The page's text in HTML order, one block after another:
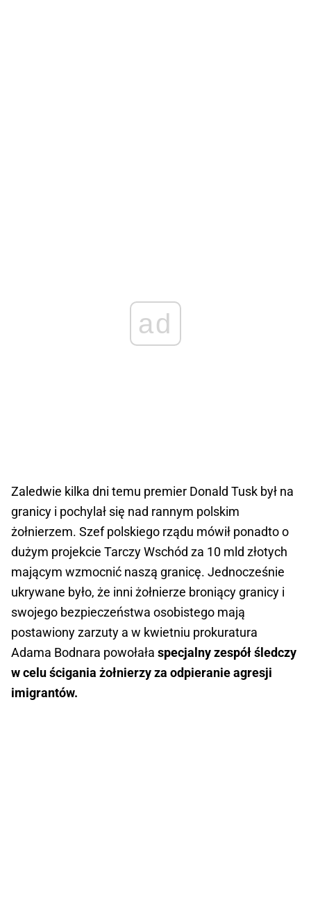
ad
Zaledwie kilka dni temu premier Donald Tusk był na
granicy i pochylał się nad rannym polskim
żołnierzem. Szef polskiego rządu mówił ponadto o
dużym projekcie Tarczy Wschód za 10 mld złotych
mającym wzmocnić naszą granicę. Jednocześnie
ukrywane było, że inni żołnierze broniący granicy i
swojego bezpieczeństwa osobistego mają
postawiony zarzuty a w kwietniu prokuratura
Adama Bodnara powołała specjalny zespół śledczy
w celu ścigania żołnierzy za odpieranie agresji
imigrantów.